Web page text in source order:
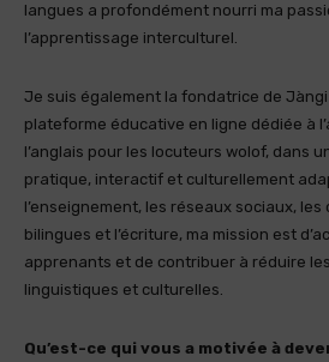
langues a profondément nourri ma
l’apprentissage interculturel.
Je suis également la fondatrice de Jàngi
plateforme éducative en ligne dédiée à
l’anglais pour les locuteurs wolof, dans
pratique, interactif et culturellement
l’enseignement, les réseaux sociaux,
bilingues et l’écriture, ma mission est
apprenants et de contribuer à réduire
linguistiques et culturelles.
Qu’est-ce qui vous a motivée à